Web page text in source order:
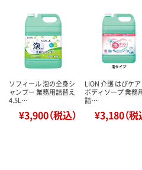
ソフィール 泡の全身シ
ャンプー 業務用詰替え
4.5L…
¥3,900（税込）
LION 介護 はぴケ
ボディソープ 業務
詰…
¥3,180（税